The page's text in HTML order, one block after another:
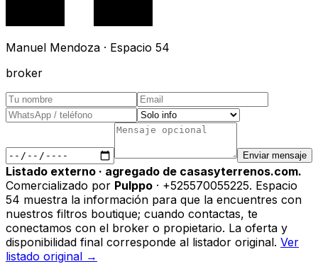
Manuel Mendoza · Espacio 54
broker
Enviar mensaje
Listado externo · agregado de casasyterrenos.com.
Comercializado por Pulppo · +525570055225. Espacio
54 muestra la información para que la encuentres con
nuestros filtros boutique; cuando contactas, te
conectamos con el broker o propietario. La oferta y
disponibilidad final corresponde al listador original. Ver
listado original →